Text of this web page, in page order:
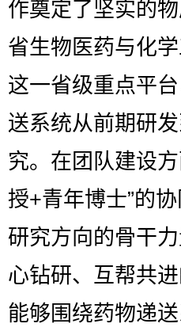
作奠定了坚实的
省生物医药与化
这一省级重点平
送系统从前期研
究。在团队建设
授+青年博士”的
研究方向的骨干
心钻研、互帮共
能够围绕药物递